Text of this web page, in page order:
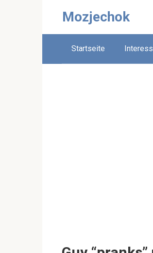
Mozjechok
Startseite